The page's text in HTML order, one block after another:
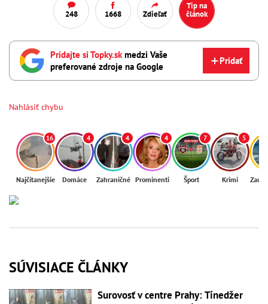
248 1668 Zdieľať
Tip na
článok
Pridajte si Topky.sk medzi Vaše
preferované zdroje na Google
Pridať
Nahlásiť chybu
16
Najčítanejšie
4
Domáce
4
Zahraničné
4
Prominenti
7
Šport
5
Krimi
SÚVISIACE ČLÁNKY
Surovosť v centre Prahy: Tínedžer